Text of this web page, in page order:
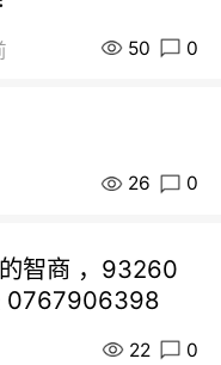
50 0
26 0
智商 ，93260
0767906398
22 0